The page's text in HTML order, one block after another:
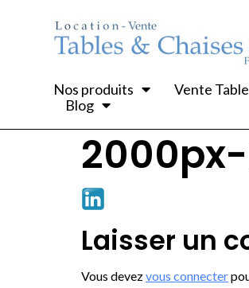
Nos produits Vente
Blog
Laisser un
Vous devezvous connecter